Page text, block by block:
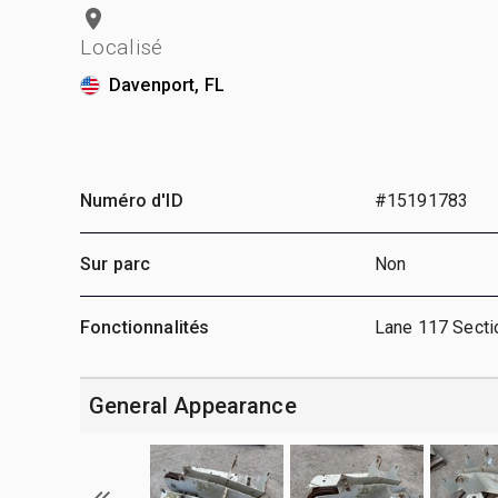
Localisé
Davenport, FL
Numéro d'ID #15191783
Sur parc Non
Fonctionnalités Lane 117
General Appearance